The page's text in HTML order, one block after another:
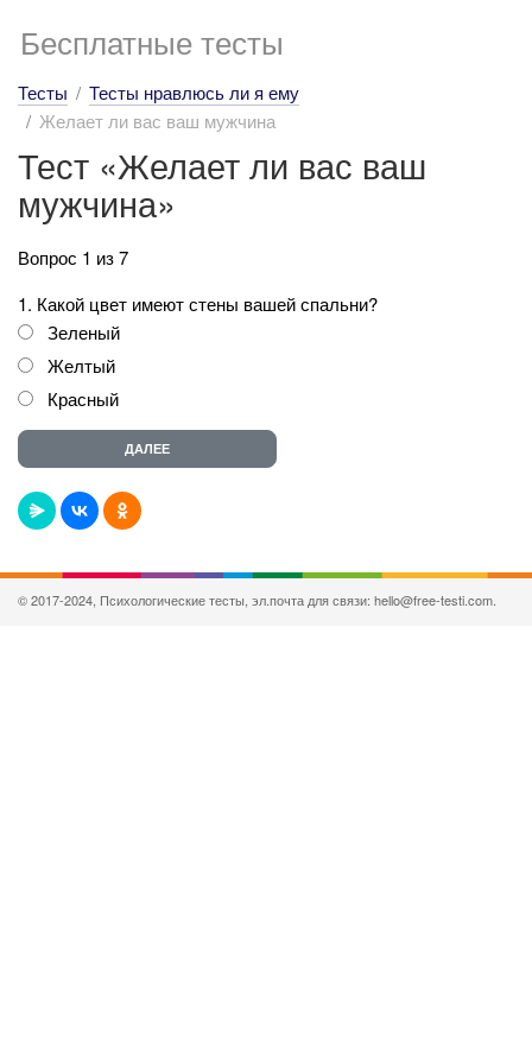
Бесплатные тесты
Тесты
Тесты нравлюсь ли я ему
Желает ли вас ваш мужчина
Тест «Желает ли вас ваш
мужчина»
Вопрос 1 из 7
1. Какой цвет имеют стены вашей спальни?
Зеленый
Желтый
Красный
© 2017-2024, Психологические тесты, эл.почта для связи: hello@free-testi.com.